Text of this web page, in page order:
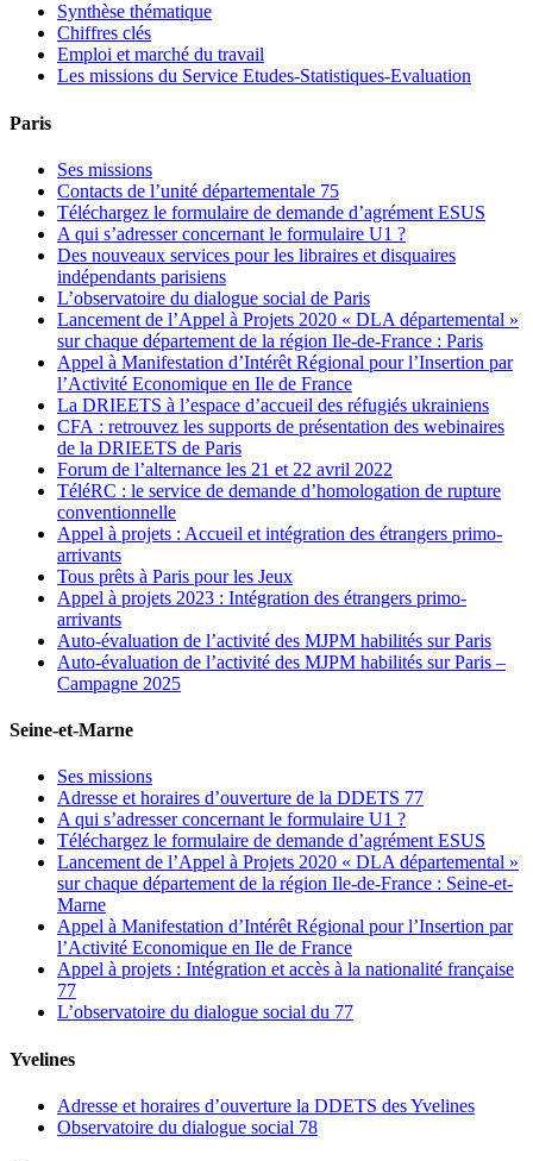
Synthèse thématique
Chiffres clés
Emploi et marché du travail
Les missions du Service Etudes-Statistiques-Evaluation
Paris
Ses missions
Contacts de l’unité départementale 75
Téléchargez le formulaire de demande d’agrément ESUS
A qui s’adresser concernant le formulaire U1 ?
Des nouveaux services pour les libraires et disquaires
indépendants parisiens
L’observatoire du dialogue social de Paris
Lancement de l’Appel à Projets 2020 « DLA départemental »
sur chaque département de la région Ile-de-France : Paris
Appel à Manifestation d’Intérêt Régional pour l’Insertion par
l’Activité Economique en Ile de France
La DRIEETS à l’espace d’accueil des réfugiés ukrainiens
CFA : retrouvez les supports de présentation des webinaires
de la DRIEETS de Paris
Forum de l’alternance les 21 et 22 avril 2022
TéléRC : le service de demande d’homologation de rupture
conventionnelle
Appel à projets : Accueil et intégration des étrangers primo-
arrivants
Tous prêts à Paris pour les Jeux
Appel à projets 2023 : Intégration des étrangers primo-
arrivants
Auto-évaluation de l’activité des MJPM habilités sur Paris
Auto-évaluation de l’activité des MJPM habilités sur Paris –
Campagne 2025
Seine-et-Marne
Ses missions
Adresse et horaires d’ouverture de la DDETS 77
A qui s’adresser concernant le formulaire U1 ?
Téléchargez le formulaire de demande d’agrément ESUS
Lancement de l’Appel à Projets 2020 « DLA départemental »
sur chaque département de la région Ile-de-France : Seine-et-
Marne
Appel à Manifestation d’Intérêt Régional pour l’Insertion par
l’Activité Economique en Ile de France
Appel à projets : Intégration et accès à la nationalité française
77
L’observatoire du dialogue social du 77
Yvelines
Adresse et horaires d’ouverture la DDETS des Yvelines
Observatoire du dialogue social 78